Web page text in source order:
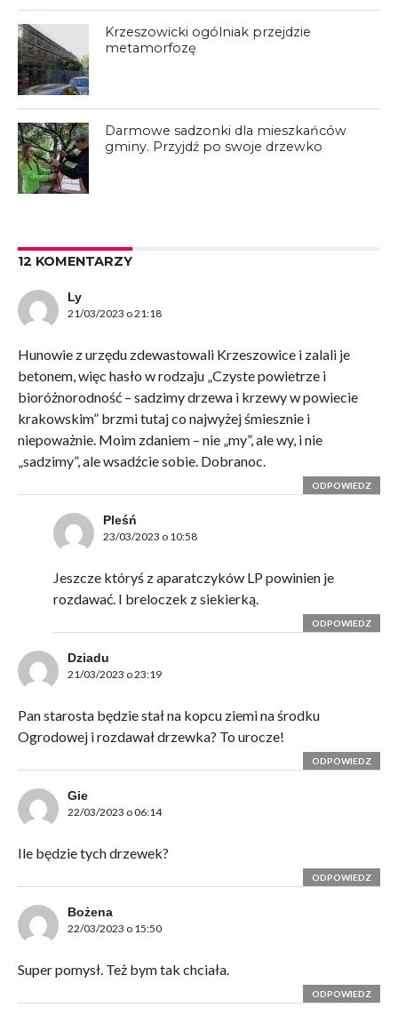
Krzeszowicki ogólniak przejdzie
metamorfozę
Darmowe sadzonki dla mieszkańców
gminy. Przyjdź po swoje drzewko
12 KOMENTARZY
Ly
21/03/2023 o 21:18
Hunowie z urzędu zdewastowali Krzeszowice i zalali je
betonem, więc hasło w rodzaju „Czyste powietrze i
bioróżnorodność – sadzimy drzewa i krzewy w powiecie
krakowskim” brzmi tutaj co najwyżej śmiesznie i
niepoważnie. Moim zdaniem – nie „my”, ale wy, i nie
„sadzimy”, ale wsadźcie sobie. Dobranoc.
ODPOWIEDZ
Pleśń
23/03/2023 o 10:58
Jeszcze któryś z aparatczyków LP powinien je
rozdawać. I breloczek z siekierką.
ODPOWIEDZ
Dziadu
21/03/2023 o 23:19
Pan starosta będzie stał na kopcu ziemi na środku
Ogrodowej i rozdawał drzewka? To urocze!
ODPOWIEDZ
Gie
22/03/2023 o 06:14
Ile będzie tych drzewek?
ODPOWIEDZ
Bożena
22/03/2023 o 15:50
Super pomysł. Też bym tak chciała.
ODPOWIEDZ